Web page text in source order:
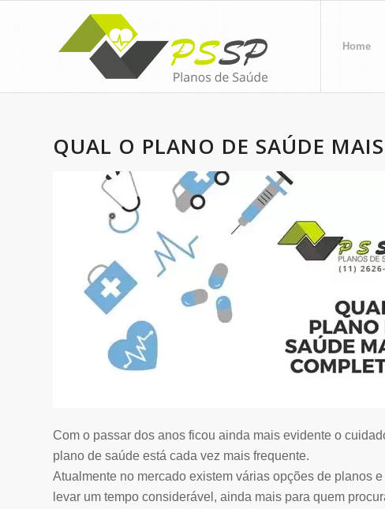
Home
QUAL O PLANO DE SAÚDE
Com o passar dos anos ficou ainda mais evidente o
plano de saúde está cada vez mais frequente.
Atualmente no mercado existem várias opções de planos
levar um tempo considerável, ainda mais para quem